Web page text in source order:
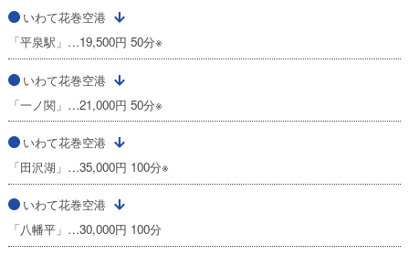
いわて花巻空港
「平泉駅」…19,500円 50分※
いわて花巻空港
「一ノ関」…21,000円 50分※
いわて花巻空港
「田沢湖」…35,000円 100分※
いわて花巻空港
「八幡平」…30,000円 100分